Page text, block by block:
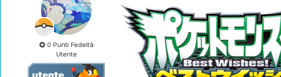
0 Punti Fedeltà
Utente